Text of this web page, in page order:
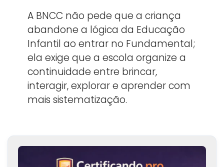
A BNCC não pede que a criança
abandone a lógica da Educação
Infantil ao entrar no Fundamental;
ela exige que a escola organize a
continuidade entre brincar,
interagir, explorar e aprender com
mais sistematização.